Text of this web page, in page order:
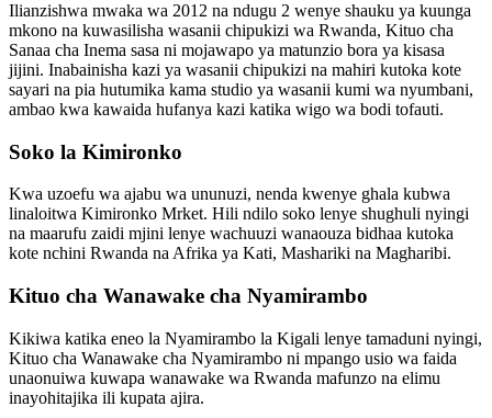
Ilianzishwa mwaka wa 2012 na ndugu 2 wenye shauku ya kuunga
mkono na kuwasilisha wasanii chipukizi wa Rwanda, Kituo cha
Sanaa cha Inema sasa ni mojawapo ya matunzio bora ya kisasa
jijini. Inabainisha kazi ya wasanii chipukizi na mahiri kutoka kote
sayari na pia hutumika kama studio ya wasanii kumi wa nyumbani,
ambao kwa kawaida hufanya kazi katika wigo wa bodi tofauti.
Soko la Kimironko
Kwa uzoefu wa ajabu wa ununuzi, nenda kwenye ghala kubwa
linaloitwa Kimironko Mrket. Hili ndilo soko lenye shughuli nyingi
na maarufu zaidi mjini lenye wachuuzi wanaouza bidhaa kutoka
kote nchini Rwanda na Afrika ya Kati, Mashariki na Magharibi.
Kituo cha Wanawake cha Nyamirambo
Kikiwa katika eneo la Nyamirambo la Kigali lenye tamaduni nyingi,
Kituo cha Wanawake cha Nyamirambo ni mpango usio wa faida
unaonuiwa kuwapa wanawake wa Rwanda mafunzo na elimu
inayohitajika ili kupata ajira.